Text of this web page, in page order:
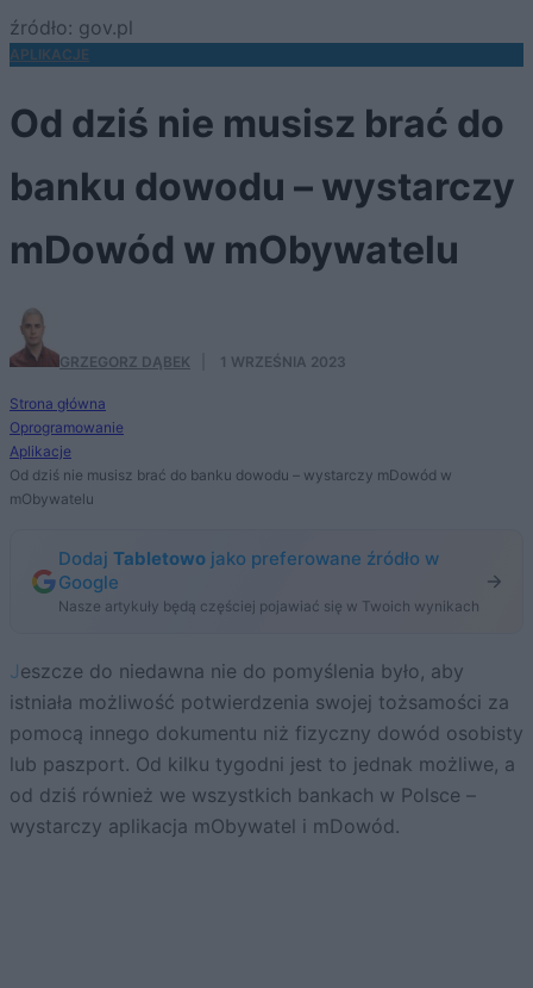
źródło: gov.pl
APLIKACJE
Od dziś nie musisz brać do
banku dowodu – wystarczy
mDowód w mObywatelu
GRZEGORZ DĄBEK 1 WRZEŚNIA 2023
Strona główna
Oprogramowanie
Aplikacje
Od dziś nie musisz brać do banku dowodu – wystarczy mDowód w
mObywatelu
Dodaj Tabletowo jako preferowane źródło w
Google
Nasze artykuły będą częściej pojawiać się w Twoich wynikach
Jeszcze do niedawna nie do pomyślenia było, aby
istniała możliwość potwierdzenia swojej tożsamości za
pomocą innego dokumentu niż fizyczny dowód osobisty
lub paszport. Od kilku tygodni jest to jednak możliwe, a
od dziś również we wszystkich bankach w Polsce –
wystarczy aplikacja mObywatel i mDowód.